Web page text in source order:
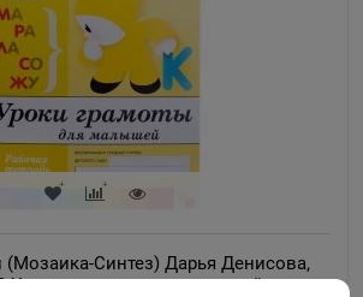
(Мозаика-Синтез) Дарья Денисова,
Уроки грамоты для малышей.